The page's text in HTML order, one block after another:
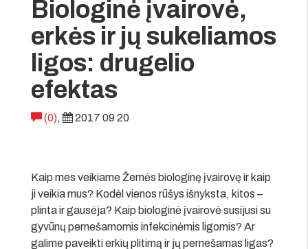
Biologinė įvairovė,
erkės ir jų sukeliamos
ligos: drugelio
efektas
(0), 2017 09 20
Kaip mes veikiame Žemės biologinę įvairovę ir kaip
ji veikia mus? Kodėl vienos rūšys išnyksta, kitos –
plinta ir gausėja? Kaip biologinė įvairovė susijusi su
gyvūnų pernešamomis infekcinėmis ligomis? Ar
galime paveikti erkių plitimą ir jų pernešamas ligas?